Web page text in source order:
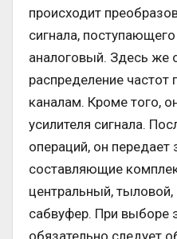
происходит
сигнала,
аналоговый. Здесь же
распределение частот
каналам. Кроме того,
усилителя сигнала.
операций, он передает
составляющие
центральный,
сабвуфер. При выборе